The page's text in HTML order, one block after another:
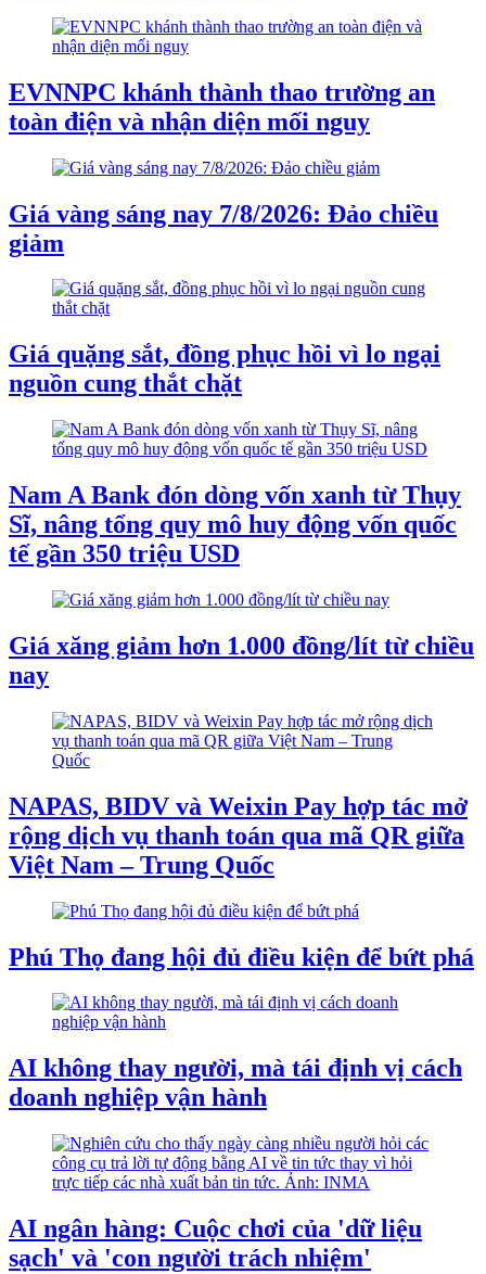
EVNNPC khánh thành thao trường an
toàn điện và nhận diện mối nguy
Giá vàng sáng nay 7/8/2026: Đảo chiều
giảm
Giá quặng sắt, đồng phục hồi vì lo ngại
nguồn cung thắt chặt
Nam A Bank đón dòng vốn xanh từ Thụy
Sĩ, nâng tổng quy mô huy động vốn quốc
tế gần 350 triệu USD
Giá xăng giảm hơn 1.000 đồng/lít từ chiều
nay
NAPAS, BIDV và Weixin Pay hợp tác mở
rộng dịch vụ thanh toán qua mã QR giữa
Việt Nam – Trung Quốc
Phú Thọ đang hội đủ điều kiện để bứt phá
AI không thay người, mà tái định vị cách
doanh nghiệp vận hành
AI ngân hàng: Cuộc chơi của 'dữ liệu
sạch' và 'con người trách nhiệm'